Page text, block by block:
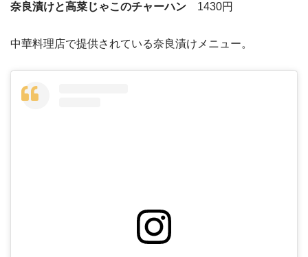
奈良漬けと高菜じゃこのチャーハン 1430円
中華料理店で提供されている奈良漬けメニュー。